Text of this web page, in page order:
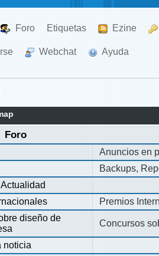
Foro Etiquetas Ezine
Webchat Ayuda
Foro
Anuncios en
Backups,
Premios
diseño de
Concursos
noticia